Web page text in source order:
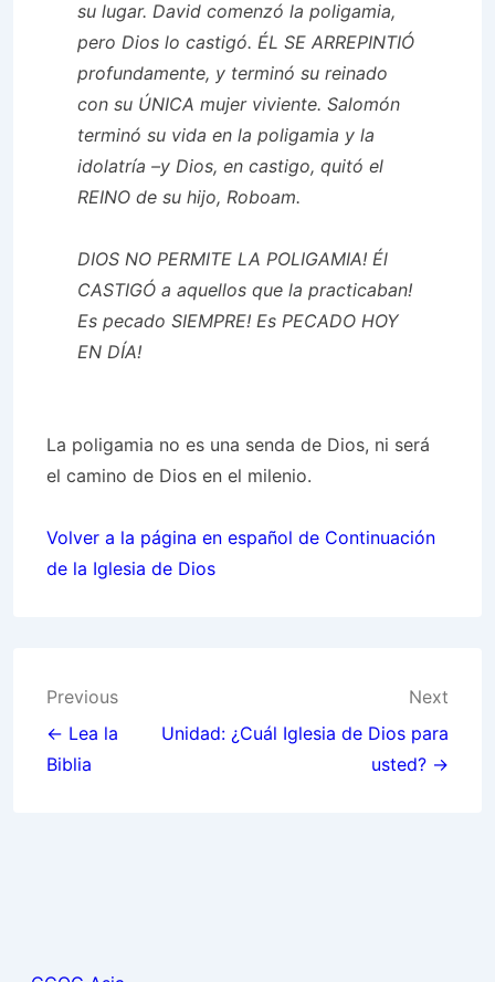
su lugar. David comenzó la poligamia,
pero Dios lo castigó. ÉL SE ARREPINTIÓ
profundamente, y terminó su reinado
con su ÚNICA mujer viviente. Salomón
terminó su vida en la poligamia y la
idolatría –y Dios, en castigo, quitó el
REINO de su hijo, Roboam.
DIOS NO PERMITE LA POLIGAMIA! Él
CASTIGÓ a aquellos que la practicaban!
Es pecado SIEMPRE! Es PECADO HOY
EN DÍA!
La poligamia no es una senda de Dios, ni será
el camino de Dios en el milenio.
Volver a la página en español de Continuación
de la Iglesia de Dios
Post
navigation
Previous
← Lea la
Biblia
Next
Unidad: ¿Cuál Iglesia de Dios para
usted? →